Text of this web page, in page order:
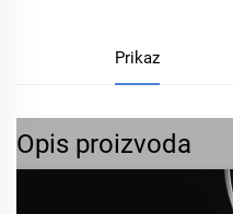
Prikaz
Opis proizvoda